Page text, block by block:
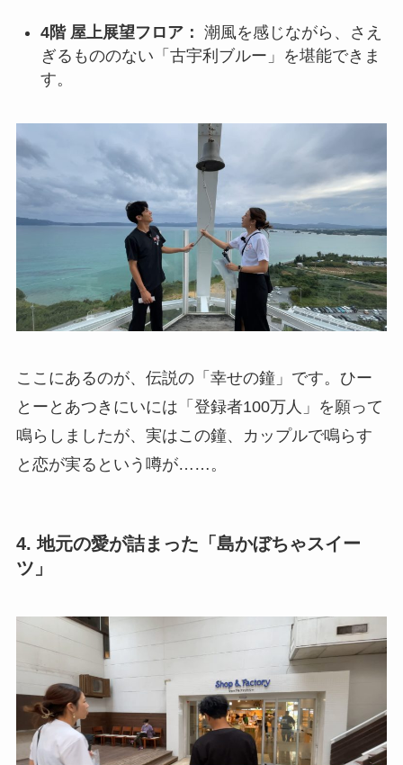
4階 屋上展望フロア： 潮風を感じながら、さえ
ぎるもののない「古宇利ブルー」を堪能できま
す。
ここにあるのが、伝説の「幸せの鐘」です。ひー
とーとあつきにいには「登録者100万人」を願って
鳴らしましたが、実はこの鐘、カップルで鳴らす
と恋が実るという噂が……。
4. 地元の愛が詰まった「島かぼちゃスイー
ツ」